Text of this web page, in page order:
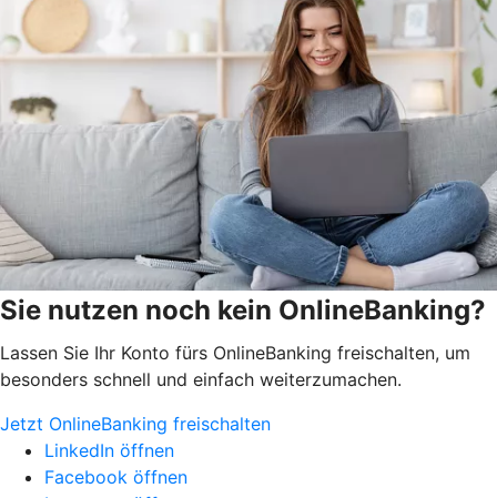
Sie nutzen noch kein OnlineBanking?
Lassen Sie Ihr Konto fürs OnlineBanking freischalten, um
besonders schnell und einfach weiterzumachen.
Jetzt OnlineBanking freischalten
LinkedIn öffnen
Facebook öffnen